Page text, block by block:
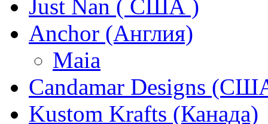
Just Nan ( США )
Anchor (Англия)
Maia
Candamar Designs
Kustom Krafts (Канада)